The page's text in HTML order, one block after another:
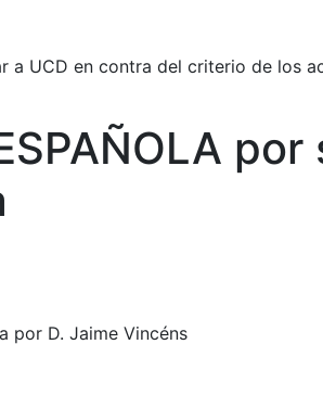
a UCD en contra del criterio de los
por
por D. Jaime Vincéns